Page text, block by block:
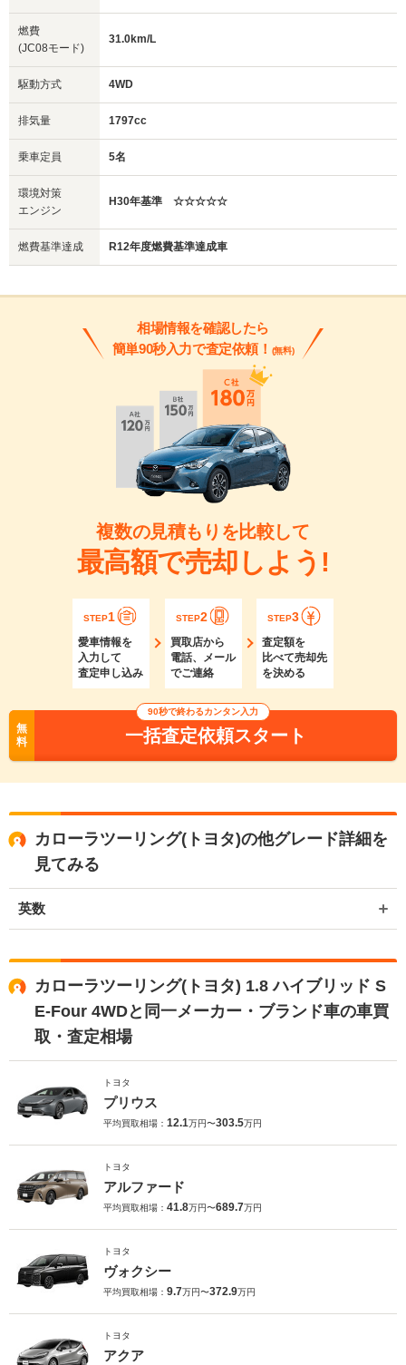
燃費
(JC08モード)
31.0km/L
駆動方式 4WD
排気量 1797cc
乗車定員 5名
環境対策
エンジン
H30年基準 ☆☆☆☆☆
燃費基準達成 R12年度燃費基準達成車
相場情報を確認したら
簡単90秒入力で査定依頼！ (無料)
複数の見積もりを比較して
最高額で売却しよう!
STEP1
愛車情報を
入力して
査定申し込み
STEP2
買取店から
電話、メール
でご連絡
STEP3
査定額を
比べて売却先
を決める
無
料
90秒で終わるカンタン入力
一括査定依頼スタート
カローラツーリング(トヨタ)の他グレード詳細を
見てみる
英数
カローラツーリング(トヨタ) 1.8 ハイブリッド S
E-Four 4WDと同一メーカー・ブランド車の車買
取・査定相場
トヨタ
プリウス
平均買取相場： 12.1万円〜303.5万円
トヨタ
アルファード
平均買取相場： 41.8万円〜689.7万円
トヨタ
ヴォクシー
平均買取相場： 9.7万円〜372.9万円
トヨタ
アクア